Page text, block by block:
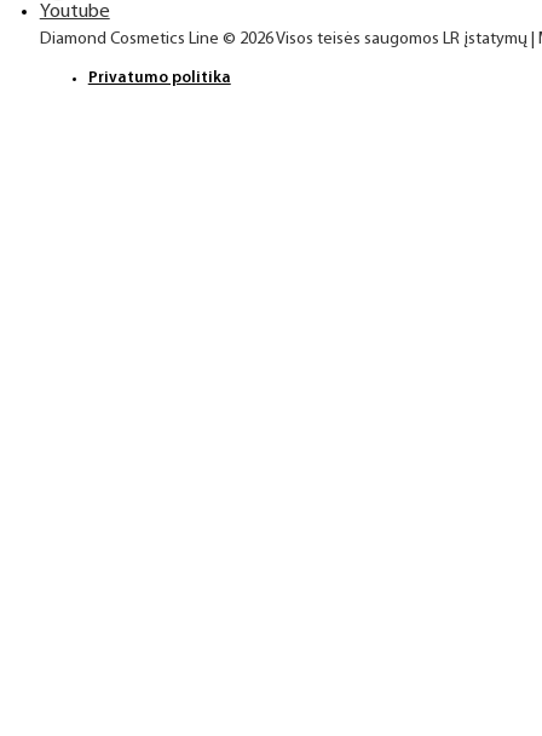
Youtube
Diamond Cosmetics Line © 2026 Visos teisės saugomos LR įstatymų
Privatumo politika